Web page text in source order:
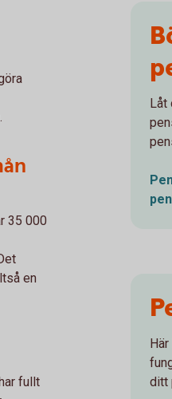
35 000
en
fullt
Låt
ditt